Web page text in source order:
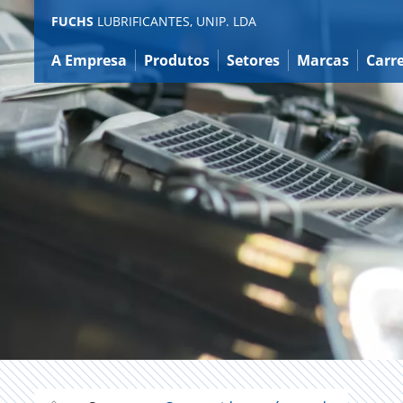
Ir
para
o
conteúdo
FUCHS LUBRIFICANTES, UNIP. LDA
A Empresa Produtos Setores Marcas